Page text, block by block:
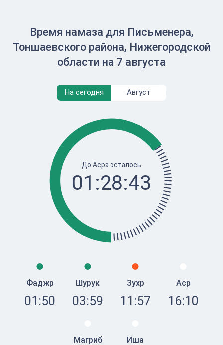
Время намаза для Письменера,
Тоншаевского района, Нижегородской
области на 7 августа
На сегодня Август
До Асра осталось
01:28:43
Фаджр
01:50
Шурук
03:59
Зухр
11:57
Аср
16:10
Магриб Иша